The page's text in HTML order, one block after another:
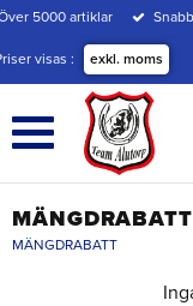
Meny
5000 artiklar
visas exkl. moms
MÄNGDRABATT
MÄNGDRABATT